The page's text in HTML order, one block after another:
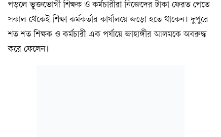
পড়লে ভুক্তভোগী শিক্ষক ও কর্মচারীরা নিজেদের টাকা ফেরত পেতে
সকাল থেকেই শিক্ষা কর্মকর্তার কার্যালয়ে জড়ো হতে থাকেন। দুপুরে
শত শত শিক্ষক ও কর্মচারী এক পর্যায়ে জাহাঙ্গীর আলমকে অবরুদ্ধ
করে ফেলেন।